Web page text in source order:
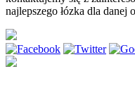
najlepszego łózka dla danej